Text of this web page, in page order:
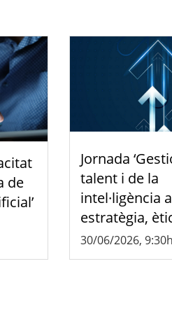
de
Jornada
talent i de la
intel·ligència
estratègia,
30/06/2026, 9:30h